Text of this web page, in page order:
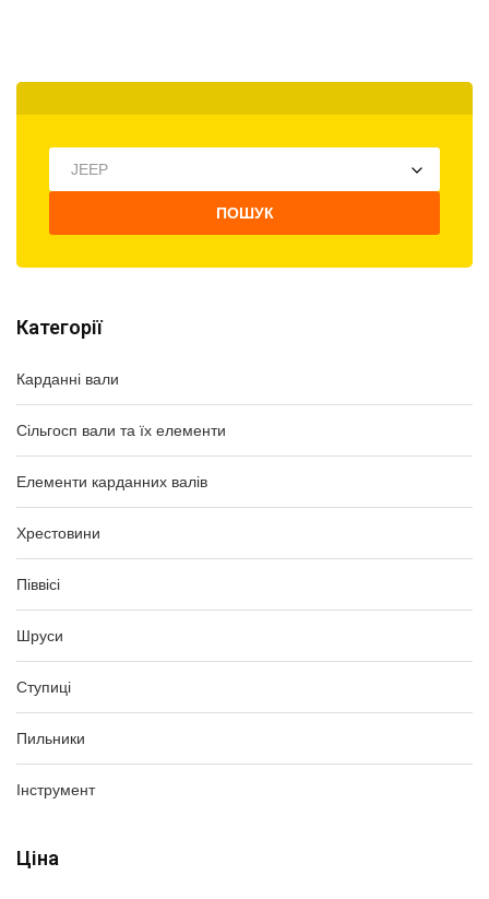
JEEP
ПОШУК
Категорії
Карданні вали
Сільгосп вали та їх елементи
Елементи карданних валів
Хрестовини
Піввісі
Шруси
Ступиці
Пильники
Інструмент
Ціна